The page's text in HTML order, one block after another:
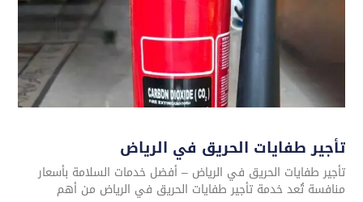
تأجير طفايات الحريق في الرياض
تأجير طفايات الحريق في الرياض – أفضل خدمات السلامة بأسعار
منافسة تُعد خدمة تأجير طفايات الحريق في الرياض من أهم